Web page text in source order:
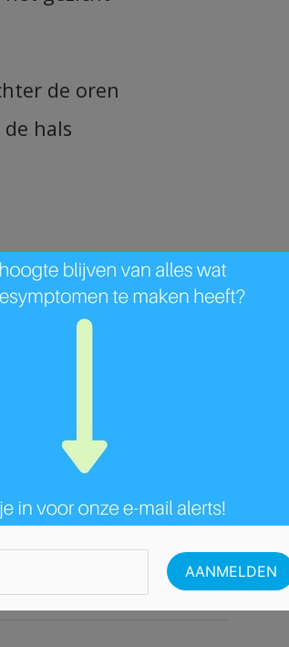
de oren
hals
gaan over in één
gevaccineerd worden, maar
zijn medicijnen of een
wel geneesmiddelen voor om de
het comfort van je kind en
tot gevolg.